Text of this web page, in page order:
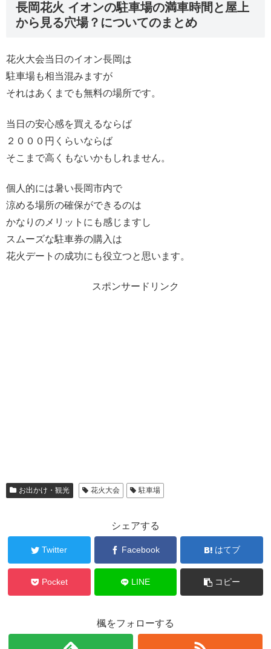
長岡花火 イオンの駐車場の満車時間と屋上
から見る穴場？についてのまとめ
花火大会当日のイオン長岡は
駐車場も相当混みますが
それはあくまでも無料の場所です。
当日の安心感を買えるならば
２０００円くらいならば
そこまで高くもないかもしれません。
個人的には暑い長岡市内で
涼める場所の確保ができるのは
かなりのメリットにも感じますし
スムーズな駐車券の購入は
花火デートの成功にも役立つと思います。
スポンサードリンク
お出かけ・観光 花火大会 駐車場
シェアする
Twitter Facebook はてブ
Pocket LINE コピー
楓をフォローする